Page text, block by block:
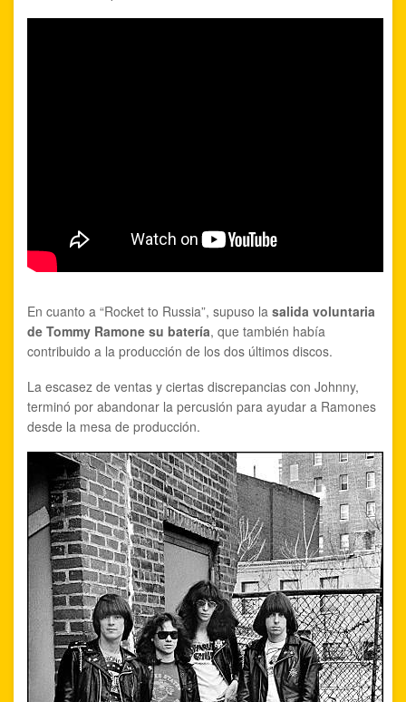
En cuanto a “Rocket to Russia”, supuso la salida voluntaria
de Tommy Ramone su batería, que también había
contribuido a la producción de los dos últimos discos.
La escasez de ventas y ciertas discrepancias con Johnny,
terminó por abandonar la percusión para ayudar a Ramones
desde la mesa de producción.